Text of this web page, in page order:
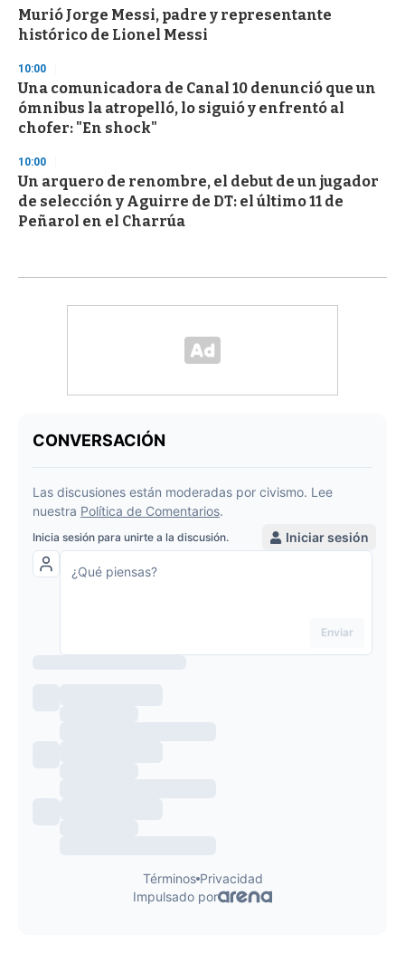
Murió Jorge Messi, padre y representante
histórico de Lionel Messi
10:00
Una comunicadora de Canal 10 denunció que un
ómnibus la atropelló, lo siguió y enfrentó al
chofer: "En shock"
10:00
Un arquero de renombre, el debut de un jugador
de selección y Aguirre de DT: el último 11 de
Peñarol en el Charrúa